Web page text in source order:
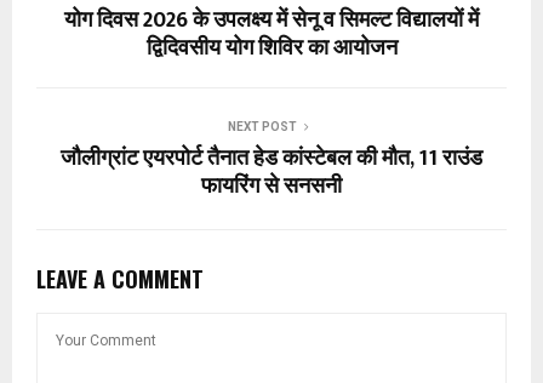
योग दिवस 2026 के उपलक्ष्य में सेनू व सिमल्ट विद्यालयों में
द्विदिवसीय योग शिविर का आयोजन
NEXT POST
जौलीग्रांट एयरपोर्ट तैनात हेड कांस्टेबल की मौत, 11 राउंड
फायरिंग से सनसनी
LEAVE A COMMENT